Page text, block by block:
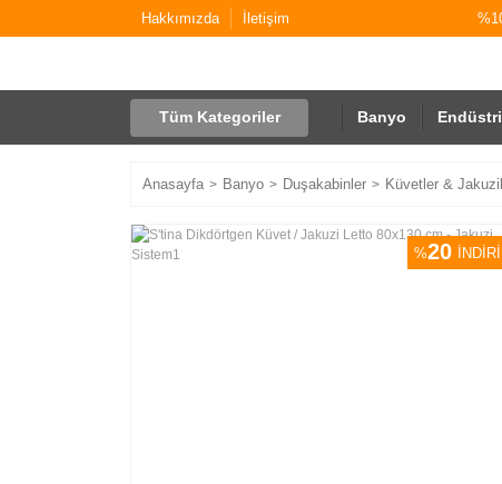
Hakkımızda İletişim
Tüm Kategoriler Banyo
Anasayfa Banyo Duşakabinler Küvetler &
%20